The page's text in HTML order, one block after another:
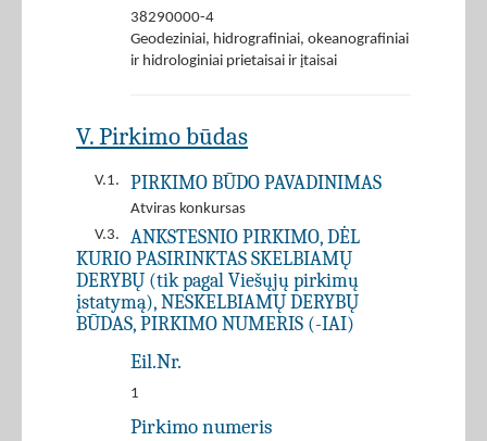
38290000-4
Geodeziniai, hidrografiniai, okeanografiniai
ir hidrologiniai prietaisai ir įtaisai
V. Pirkimo būdas
V.1. PIRKIMO BŪDO PAVADINIMAS
Atviras konkursas
V.3.
ANKSTESNIO PIRKIMO, DĖL
KURIO PASIRINKTAS SKELBIAMŲ
DERYBŲ (tik pagal Viešųjų pirkimų
įstatymą), NESKELBIAMŲ DERYBŲ
BŪDAS, PIRKIMO NUMERIS (-IAI)
Eil.Nr.
1
Pirkimo numeris